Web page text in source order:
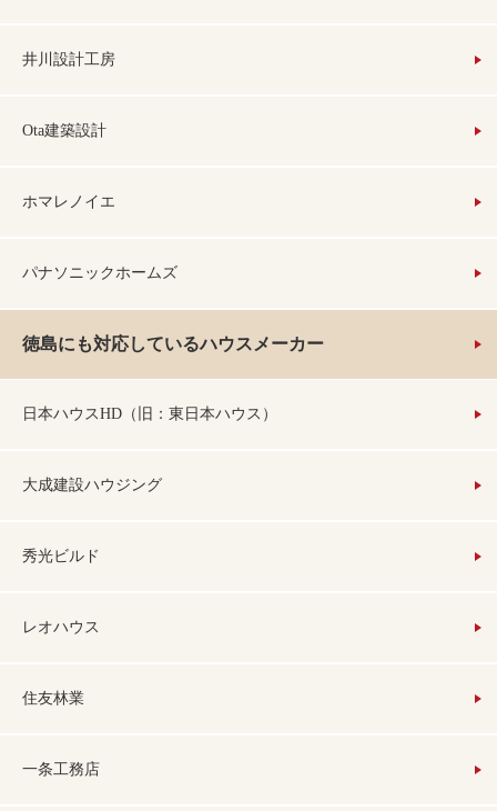
井川設計工房
Ota建築設計
ホマレノイエ
パナソニックホームズ
徳島にも対応しているハウスメーカー
日本ハウスHD（旧：東日本ハウス）
大成建設ハウジング
秀光ビルド
レオハウス
住友林業
一条工務店